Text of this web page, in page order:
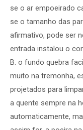
se o ar empoeirado
se o tamanho das
afirmativo, pode ser
entrada instalou o
B. o fundo quebra
muito na tremonha,
projetados para
a quente sempre na
automaticamente,